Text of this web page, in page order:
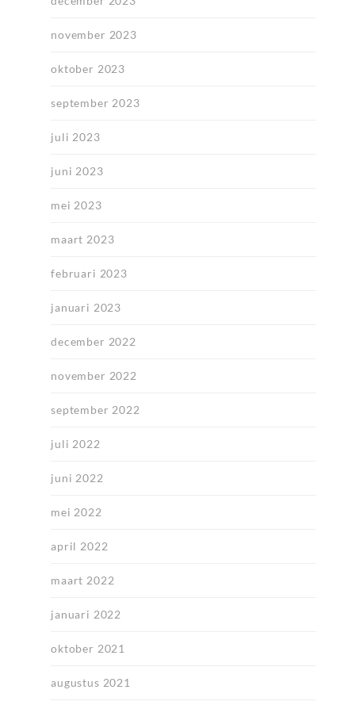
november 2023
oktober 2023
september 2023
juli 2023
juni 2023
mei 2023
maart 2023
februari 2023
januari 2023
december 2022
november 2022
september 2022
juli 2022
juni 2022
mei 2022
april 2022
maart 2022
januari 2022
oktober 2021
augustus 2021